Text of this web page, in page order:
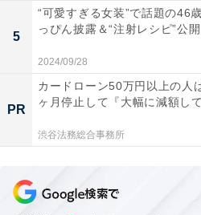
5
“可愛すぎる女装”で話題の46
っぴん披露＆“注射レシピ”公
2024/09/28
PR
カードローン50万円以上の人
ヶ月停止して『大幅に減額し
渋谷法務総合事務所